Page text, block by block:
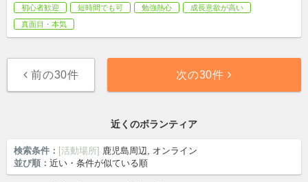
初心者歓迎 短時間でも可 勉強熱心
成長意欲が高い
真面目・本気
前の30件 次の30件
近くのボランティア
検索条件： [活動場所] 鹿児島周辺, オンライン
並び順： 近い・条件が似ている順